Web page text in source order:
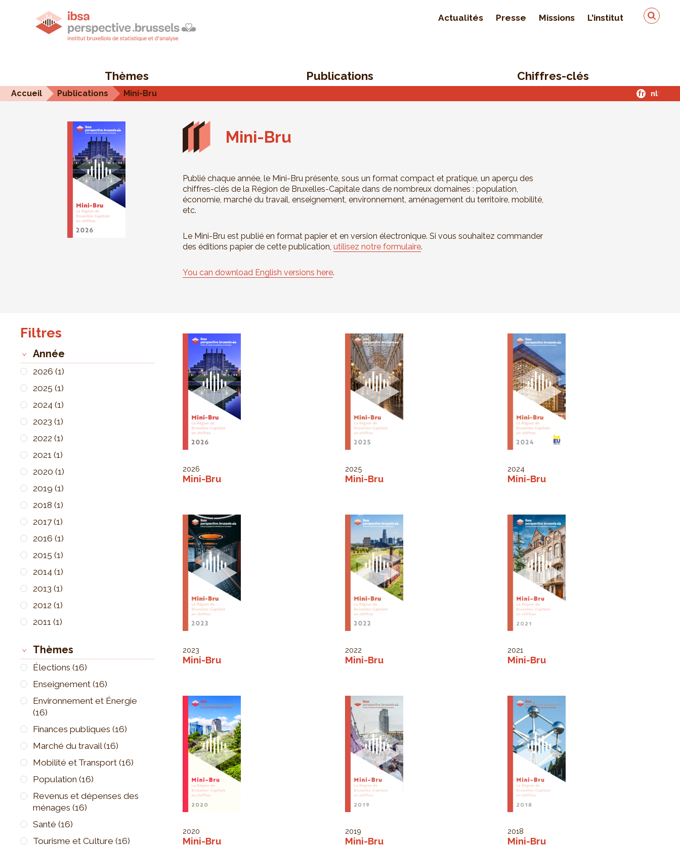
Actualités Presse Missions L'institut
Qualité & sécurité des
Thèmes Publications Chiffres-clés
Accueil Publications Mini-Bru fr nl
Mini-Bru
Publié chaque année, le Mini-Bru présente, sous un format compact et pratique, un aperçu des
chiffres-clés de la Région de Bruxelles-Capitale dans de nombreux domaines : population,
économie, marché du travail, enseignement, environnement, aménagement du territoire, mobilité,
etc.
Le Mini-Bru est publié en format papier et en version électronique. Si vous souhaitez commander
des éditions papier de cette publication, utilisez notre formulaire.
You can download English versions here.
Filtres
Année
2026 (1)
2025 (1)
2024 (1)
2023 (1)
2022 (1)
2021 (1)
2020 (1)
2019 (1)
2018 (1)
2017 (1)
2016 (1)
2015 (1)
2014 (1)
2013 (1)
2012 (1)
2011 (1)
Thèmes
Élections (16)
Enseignement (16)
Environnement et Énergie
(16)
Finances publiques (16)
Marché du travail (16)
Mobilité et Transport (16)
Population (16)
Revenus et dépenses des
ménages (16)
Santé (16)
Tourisme et Culture (16)
2026
Mini-Bru
2025
Mini-Bru
2024
Mini-Bru
2023
Mini-Bru
2022
Mini-Bru
2021
Mini-Bru
2020
Mini-Bru
2019
Mini-Bru
2018
Mini-Bru